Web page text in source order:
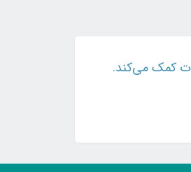
کمک می‌کند.